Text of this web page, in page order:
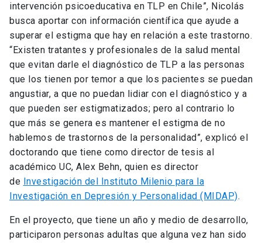
intervención psicoeducativa en TLP en Chile”, Nicolás
busca aportar con información científica que ayude a
superar el estigma que hay en relación a este trastorno.
“Existen tratantes y profesionales de la salud mental
que evitan darle el diagnóstico de TLP a las personas
que los tienen por temor a que los pacientes se puedan
angustiar, a que no puedan lidiar con el diagnóstico y a
que pueden ser estigmatizados; pero al contrario lo
que más se genera es mantener el estigma de no
hablemos de trastornos de la personalidad”, explicó el
doctorando que tiene como director de tesis al
académico UC, Alex Behn, quien es director
de Investigación del Instituto Milenio para la
Investigación en Depresión y Personalidad (MIDAP).
En el proyecto, que tiene un año y medio de desarrollo,
participaron personas adultas que alguna vez han sido